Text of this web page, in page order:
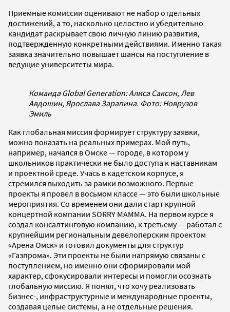
Приемные комиссии оценивают не набор отдельных
достижений, а то, насколько целостно и убедительно
кандидат раскрывает свою личную линию развития,
подтвержденную конкретными действиями. Именно такая
заявка значительно повышает шансы на поступление в
ведущие университеты мира.
Команда Global Generation: Алиса Саксон, Лев
Авдошин, Ярослава Зарапина. Фото: Новрузов
Эмиль
Как глобальная миссия формирует структуру заявки,
можно показать на реальных примерах. Мой путь,
например, начался в Омске — городе, в котором у
школьников практически не было доступа к наставникам
и проектной среде. Учась в кадетском корпусе, я
стремился выходить за рамки возможного. Первые
проекты я провел в восьмом классе — это были школьные
мероприятия. Со временем они дали старт крупной
концертной компании SORRY MAMMA. На первом курсе я
создал консалтинговую компанию, к третьему — работал с
крупнейшим региональным девелоперским проектом
«Арена Омск» и готовил документы для структур
«Газпрома». Эти проекты не были напрямую связаны с
поступлением, но именно они сформировали мой
характер, сфокусировали интересы и помогли осознать
глобальную миссию. Я понял, что хочу реализовать
бизнес-, инфраструктурные и международные проекты,
создавая целые системы, а не отдельные решения.